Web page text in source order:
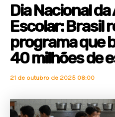
Dia Nacional
Escolar: Brasil
programa que
40 milhões de
21 de outubro de 2025 08:00